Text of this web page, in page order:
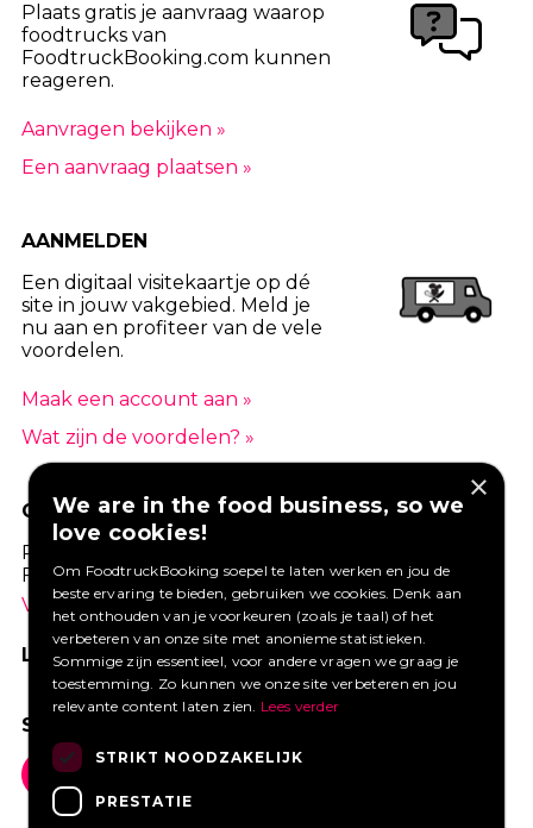
Plaats gratis je aanvraag waarop
foodtrucks van
FoodtruckBooking.com kunnen
reageren.
Aanvragen bekijken »
Een aanvraag plaatsen »
AANMELDEN
Een digitaal visitekaartje op dé
site in jouw vakgebied. Meld je
nu aan en profiteer van de vele
voordelen.
Maak een account aan »
Wat zijn de voordelen? »
GOED VERZEKERD ONDERNEMEN?
Profiteer van een aantrekkelijke premie via
Foodtruckbooking.
Vraag een offerte aan.
LIKE ONS OP FACEBOOK
SOCIAL MEDIA
×
We are in the food business, so we
love cookies!
Om FoodtruckBooking soepel te laten werken en jou de
beste ervaring te bieden, gebruiken we cookies. Denk aan
het onthouden van je voorkeuren (zoals je taal) of het
verbeteren van onze site met anonieme statistieken.
Sommige zijn essentieel, voor andere vragen we graag je
toestemming. Zo kunnen we onze site verbeteren en jou
relevante content laten zien. Lees verder
STRIKT NOODZAKELIJK
PRESTATIE